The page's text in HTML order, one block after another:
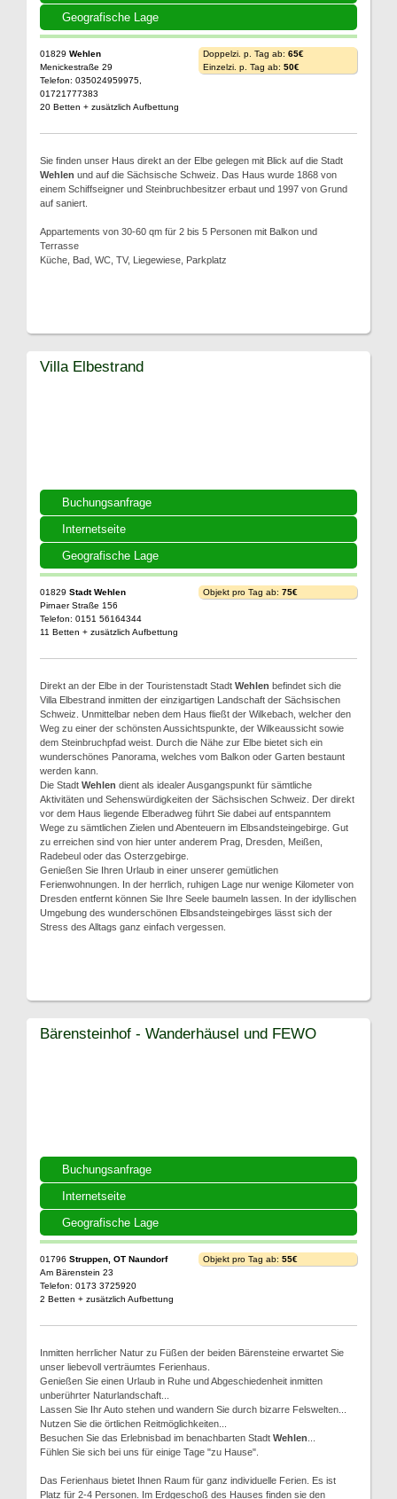
Geografische Lage
01829 Wehlen
Menickestraße 29
Telefon: 035024959975,
01721777383
20 Betten + zusätzlich Aufbettung
Doppelzi. p. Tag ab: 65€
Einzelzi. p. Tag ab: 50€
Sie finden unser Haus direkt an der Elbe gelegen mit Blick auf die Stadt
Wehlen und auf die Sächsische Schweiz. Das Haus wurde 1868 von
einem Schiffseigner und Steinbruchbesitzer erbaut und 1997 von Grund
auf saniert.
Appartements von 30-60 qm für 2 bis 5 Personen mit Balkon und
Terrasse
Küche, Bad, WC, TV, Liegewiese, Parkplatz
Buchungsanfrage
Internetseite
Geografische Lage
Villa Elbestrand
01829 Stadt Wehlen
Pirnaer Straße 156
Telefon: 0151 56164344
11 Betten + zusätzlich Aufbettung
Objekt pro Tag ab: 75€
Direkt an der Elbe in der Touristenstadt Stadt Wehlen befindet sich die
Villa Elbestrand inmitten der einzigartigen Landschaft der Sächsischen
Schweiz. Unmittelbar neben dem Haus fließt der Wilkebach, welcher den
Weg zu einer der schönsten Aussichtspunkte, der Wilkeaussicht sowie
dem Steinbruchpfad weist. Durch die Nähe zur Elbe bietet sich ein
wunderschönes Panorama, welches vom Balkon oder Garten bestaunt
werden kann.
Die Stadt Wehlen dient als idealer Ausgangspunkt für sämtliche
Aktivitäten und Sehenswürdigkeiten der Sächsischen Schweiz. Der direkt
vor dem Haus liegende Elberadweg führt Sie dabei auf entspanntem
Wege zu sämtlichen Zielen und Abenteuern im Elbsandsteingebirge. Gut
zu erreichen sind von hier unter anderem Prag, Dresden, Meißen,
Radebeul oder das Osterzgebirge.
Genießen Sie Ihren Urlaub in einer unserer gemütlichen
Ferienwohnungen. In der herrlich, ruhigen Lage nur wenige Kilometer von
Dresden entfernt können Sie Ihre Seele baumeln lassen. In der idyllischen
Umgebung des wunderschönen Elbsandsteingebirges lässt sich der
Stress des Alltags ganz einfach vergessen.
Buchungsanfrage
Internetseite
Geografische Lage
Bärensteinhof - Wanderhäusel und FEWO
01796 Struppen, OT Naundorf
Am Bärenstein 23
Telefon: 0173 3725920
2 Betten + zusätzlich Aufbettung
Objekt pro Tag ab: 55€
Inmitten herrlicher Natur zu Füßen der beiden Bärensteine erwartet Sie
unser liebevoll verträumtes Ferienhaus.
Genießen Sie einen Urlaub in Ruhe und Abgeschiedenheit inmitten
unberührter Naturlandschaft...
Lassen Sie Ihr Auto stehen und wandern Sie durch bizarre Felswelten...
Nutzen Sie die örtlichen Reitmöglichkeiten...
Besuchen Sie das Erlebnisbad im benachbarten Stadt Wehlen
Fühlen Sie sich bei uns für einige Tage "zu Hause".
Das Ferienhaus bietet Ihnen Raum für ganz individuelle Ferien. Es ist
Platz für 2-4 Personen. Im Erdgeschoß des Hauses finden sie den